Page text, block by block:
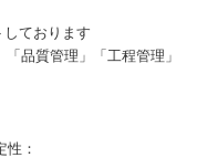
ております
品質管理」「工程管理」
：